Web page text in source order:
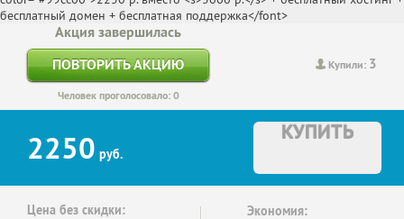
Купили: 3
Акция завершилась
ПОВТОРИТЬ АКЦИЮ
Человек проголосовало: 0
2250 руб.
КУПИТЬ
Цена без скидки: Экономия: